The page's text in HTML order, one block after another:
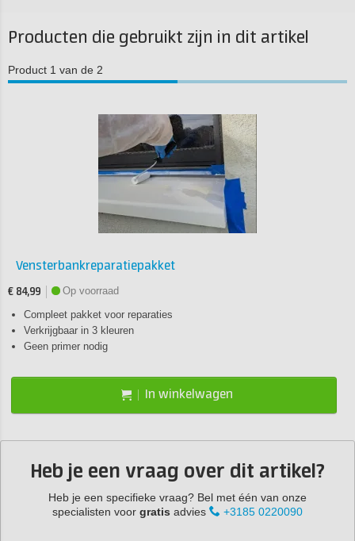
Producten die gebruikt zijn in dit artikel
Product 1 van de 2
Vensterbankreparatiepakket
€ 84,99
Op voorraad
Compleet pakket voor reparaties
Verkrijgbaar in 3 kleuren
Geen primer nodig
In winkelwagen
Heb je een vraag over dit artikel?
Heb je een specifieke vraag? Bel met één van onze
specialisten voor gratis advies +3185 0220090